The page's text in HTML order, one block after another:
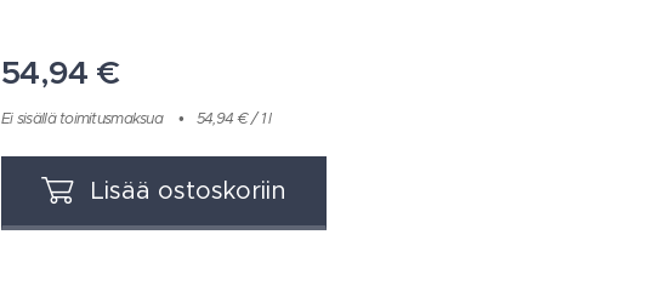
54,94 €
Ei sisällä toimitusmaksua 54,94 € / 1 l
Lisää ostoskoriin